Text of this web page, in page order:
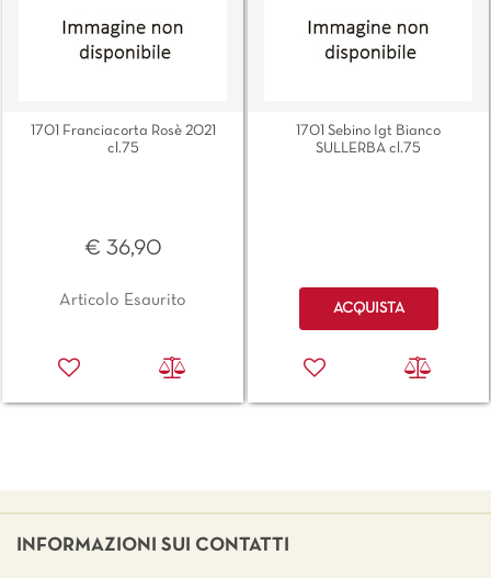
1701 Franciacorta Rosè 2021
cl.75
€ 36,90
Articolo Esaurito
1701 Sebino Igt Bianco
SULLERBA cl.75
Quantità
ACQUISTA
INFORMAZIONI SUI CONTATTI